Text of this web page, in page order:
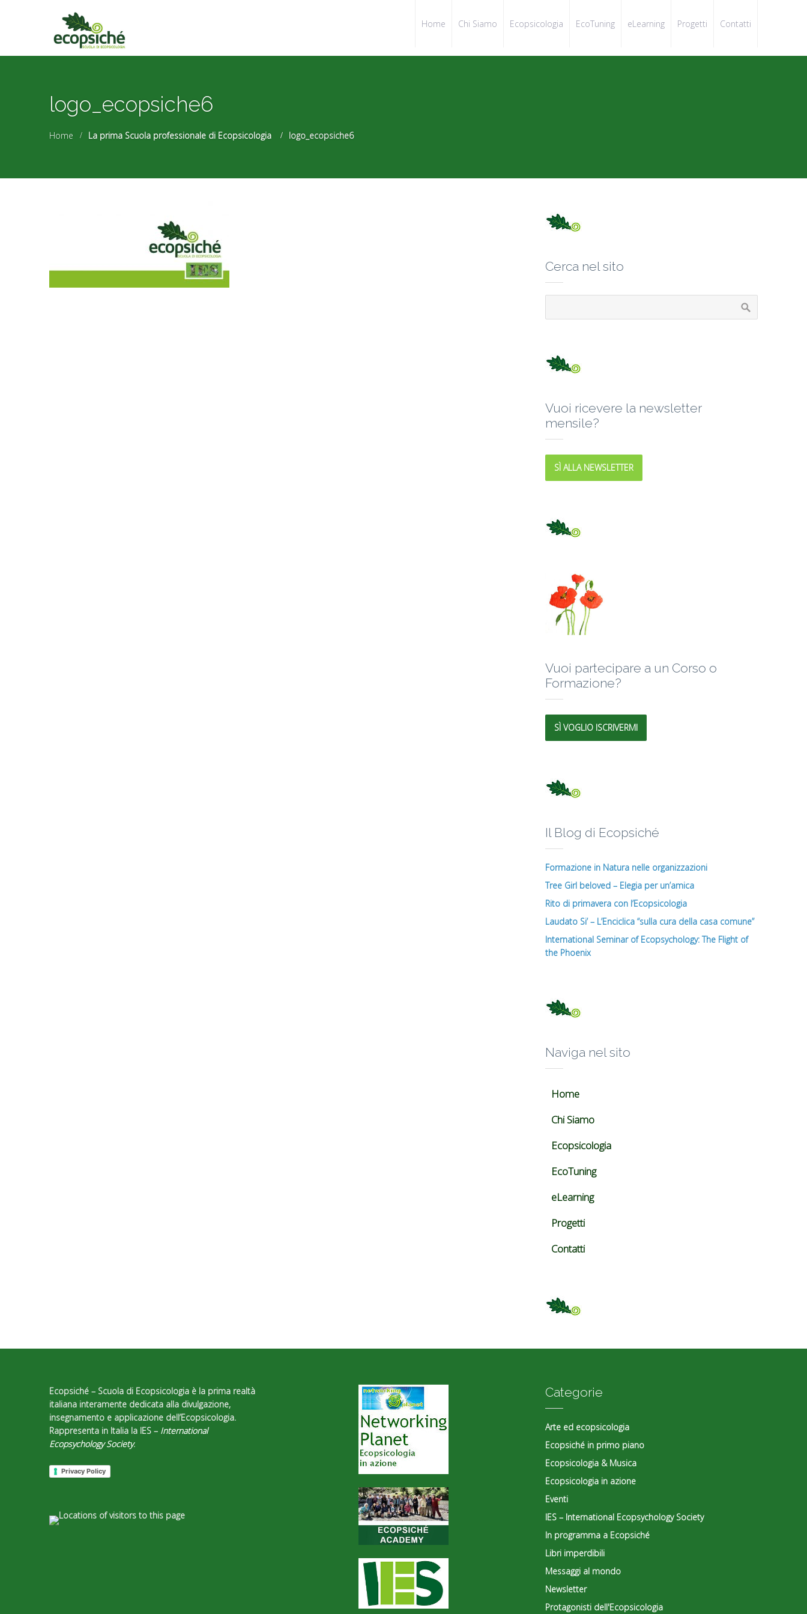
Home Chi Siamo Ecopsicologia EcoTuning eLearning Progetti Contatti
logo_ecopsiche6
Home La prima Scuola professionale di Ecopsicologia logo_ecopsiche6
Cerca nel sito
Vuoi ricevere la newsletter
mensile?
SÌ ALLA NEWSLETTER
Vuoi partecipare a un Corso o
Formazione?
SÌ VOGLIO ISCRIVERMI
Il Blog di Ecopsiché
Formazione in Natura nelle organizzazioni
Tree Girl beloved – Elegia per un’amica
Rito di primavera con l’Ecopsicologia
Laudato Si’ – L’Enciclica “sulla cura della casa comune”
International Seminar of Ecopsychology: The Flight of
the Phoenix
Naviga nel sito
Home
Chi Siamo
Ecopsicologia
EcoTuning
eLearning
Progetti
Contatti
Ecopsiché – Scuola di Ecopsicologia è la prima realtà
italiana interamente dedicata alla divulgazione,
insegnamento e applicazione dell’Ecopsicologia.
Rappresenta in Italia la IES – International
Ecopsychology Society.
Privacy Policy
Categorie
Arte ed ecopsicologia
Ecopsiché in primo piano
Ecopsicologia & Musica
Ecopsicologia in azione
Eventi
IES – International Ecopsychology Society
In programma a Ecopsiché
Libri imperdibili
Messaggi al mondo
Newsletter
Protagonisti dell'Ecopsicologia